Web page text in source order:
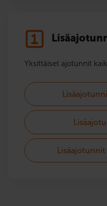
Yksittäiset ajotunnit